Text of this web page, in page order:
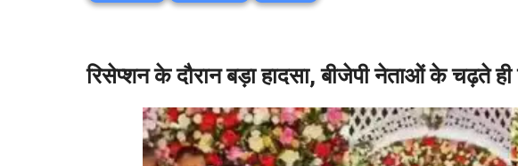
रिसेप्शन के दौरान बड़ा हादसा, बीजेपी नेताओं के चढ़ते